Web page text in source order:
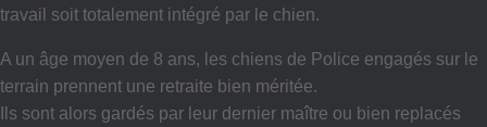
travail soit totalement intégré par le chien.
A un âge moyen de 8 ans, les chiens de Police engagés sur le
terrain prennent une retraite bien méritée.
Ils sont alors gardés par leur dernier maître ou bien replacés